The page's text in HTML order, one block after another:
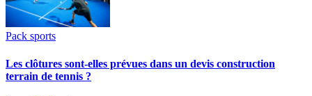
Pack sports
Les clôtures sont-elles prévues dans un devis construction
terrain de tennis ?